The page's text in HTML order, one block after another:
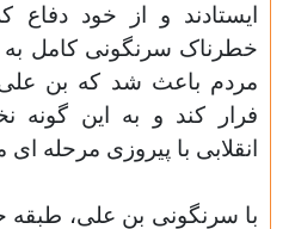
ایستادند و از خود دفاع
خطرناک سرنگونی کامل
مردم باعث شد که بن
فرار کند و به این گونه
انقلابی با پیروزی مرحله ای
با سرنگونی بن علی،